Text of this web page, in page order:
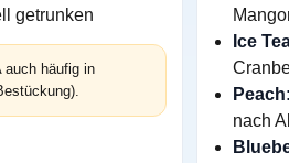
getrunken
auch häufig in
Ice
Peach:
nach